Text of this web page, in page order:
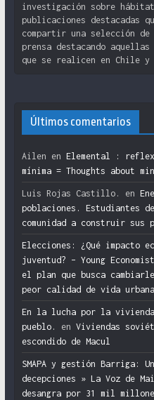
investigación sobre
publicaciones destacadas
compartir una selección
prensa destacando
que se realicen en Chile
Últimos comentarios
Ailen en Elemental :
mínima = Thoughts about
Luis Rojas Castillo. en
poblaciones. Estudiantes
comunidad a construir sus
Elecciones: ¿Qué impacto
juventud? – Young Economist
el plan que busca
peor calidad de vida
En la lucha por la
pueblo.
en Viviendas
escondido de Macul
SMAPA y gestión Barriga:
decepciones » La Voz de
desangra por 31 mil